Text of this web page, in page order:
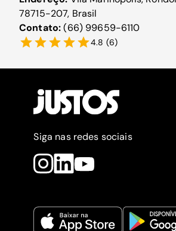
78715-207, Brasil
Contato:(66) 99659-6110
4.8 (6)
Siga nas redes sociais